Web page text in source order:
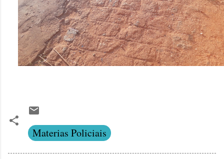
Materias Policiais